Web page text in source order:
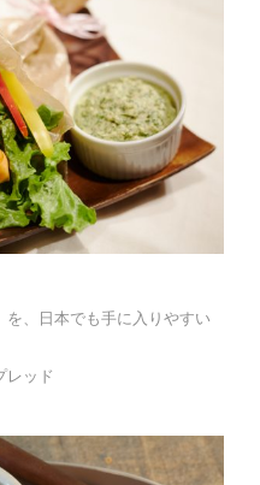
、日本でも手に入りやすい
レッド